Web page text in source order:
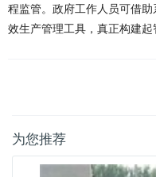
程监管。政府工作人员可借
效生产管理工具，真正构建起
为您推荐